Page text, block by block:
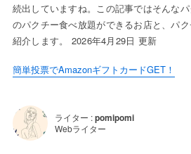
続出していますね。この記事ではそんな
のパクチー食べ放題ができるお店と、パ
紹介します。 2026年4月29日 更新
簡単投票でAmazonギフトカードGET！
ライター :pomipomi
Webライター